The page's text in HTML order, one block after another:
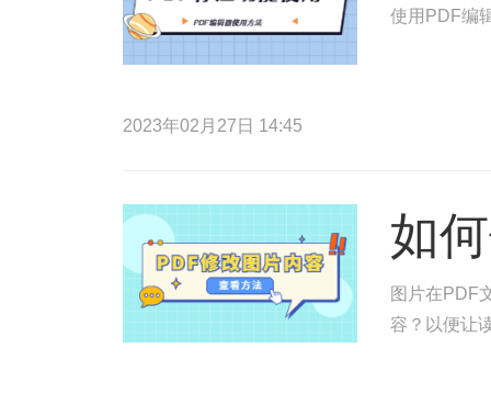
使用PDF编
2023年02月27日 14:45
如
图片在PDF
容？以便让